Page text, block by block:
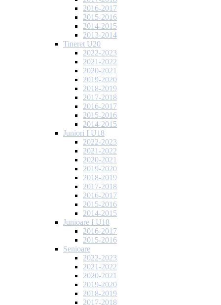
2016-2017
2015-2016
2014-2015
2013-2014
Tineret U20
2022-2023
2021-2022
2020-2021
2019-2020
2018-2019
2017-2018
2016-2017
2015-2016
2014-2015
Juniori I U18
2022-2023
2021-2022
2020-2021
2019-2020
2018-2019
2017-2018
2016-2017
2015-2016
2014-2015
Junioare I U18
2016-2017
2015-2016
Senioare
2022-2023
2021-2022
2020-2021
2019-2020
2018-2019
2017-2018